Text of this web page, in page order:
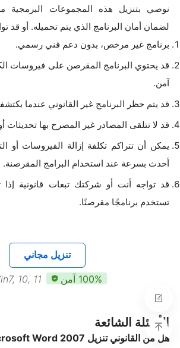
نوصي بتنزيل هذه المجموعات البرمجية
لضمان أمان البرنامج الذي يتم تحميله. أو قد
برنامج غير مرخص، بدون دعم فني رسمي.
قد يحتوي البرنامج المقرصن على فيروسات
آمن.
قد يتم حظر البرنامج غير القانوني عندما
قد لا تتلقى المصادر غير المصرح بها تحديثات
يمكن أن تتراكم تكلفة إزالة الفيروسات أو
أحدث بسرعة عند استخدام البرامج المقرصنة.
قد تواجه أنت أو شركتك تبعات قانونية
تستخدم برنامجًا مقرصنًا.
تنزيل مجاني
100% آمن 10, 11
الأسئلة الشائعة
هل من القانوني تنزيل Microsoft Word 2007 مجانًا؟